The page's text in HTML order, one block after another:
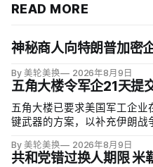
READ MORE
神秘商人向特朗普加密
By 美轮美换 2026年8月9日
五角大楼令军企21天提
五角大楼已要求美国军工企业
键武器的方案，以补充伊朗战
可接受，必须立即扩大产能；
By 美轮美换 2026年8月9日
共和党错过换人期限 米